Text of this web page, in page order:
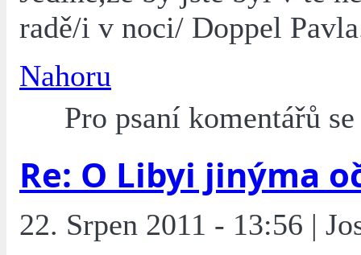
radě/i v noci/ Doppel
Nahoru
Pro psaní komentářů
Re: O Libyi jinýma
22. Srpen 2011 - 13:56 |